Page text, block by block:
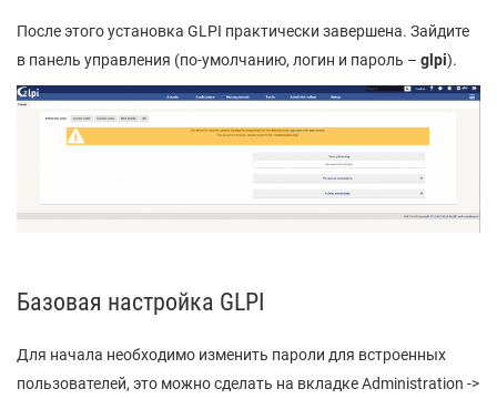
После этого установка GLPI практически завершена. Зайдите
в панель управления (по-умолчанию, логин и пароль – glpi).
Базовая настройка GLPI
Для начала необходимо изменить пароли для встроенных
пользователей, это можно сделать на вкладке Administration ->